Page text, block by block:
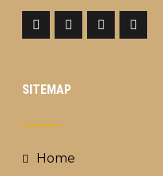
SITEMAP
Home